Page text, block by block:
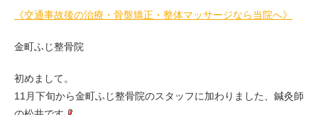
《交通事故後の治療・骨盤矯正・整体マッサージなら当院へ》
金町ふじ整骨院
初めまして。
11月下旬から金町ふじ整骨院のスタッフに加わりました、鍼灸師